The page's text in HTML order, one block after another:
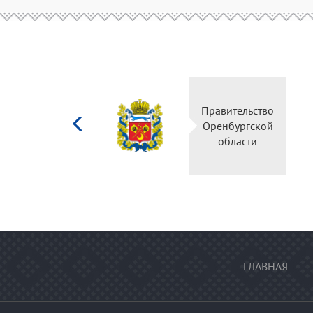
Министерство
культуры
Российской
федерации
ГЛАВНАЯ